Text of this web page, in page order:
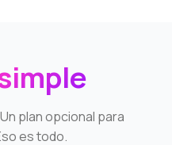
plan opcional para
es todo.